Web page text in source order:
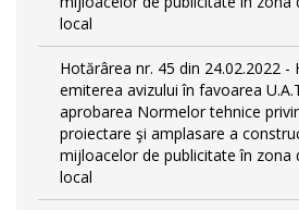
local
Hotărârea nr. 45 din 24.02.2022 -
emiterea avizului în favoarea
aprobarea Normelor tehnice
proiectare şi amplasare a
mijloacelor de publicitate în zona
local